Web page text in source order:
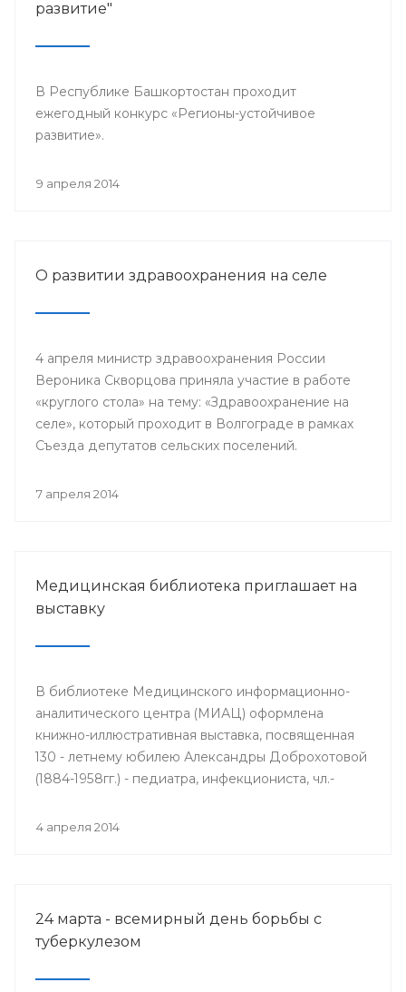
развитие"
В Республике Башкортостан проходит
ежегодный конкурс «Регионы-устойчивое
развитие».
9 апреля 2014
О развитии здравоохранения на селе
4 апреля министр здравоохранения России
Вероника Скворцова приняла участие в работе
«круглого стола» на тему: «Здравоохранение на
селе», который проходит в Волгограде в рамках
Съезда депутатов сельских поселений.
7 апреля 2014
Медицинская библиотека приглашает на
выставку
В библиотеке Медицинского информационно-
аналитического центра (МИАЦ) оформлена
книжно-иллюстративная выставка, посвященная
130 - летнему юбилею Александры Доброхотовой
(1884-1958гг.) - педиатра, инфекциониста, чл.-
деятеля науки РСФСР.
4 апреля 2014
24 марта - всемирный день борьбы с
туберкулезом